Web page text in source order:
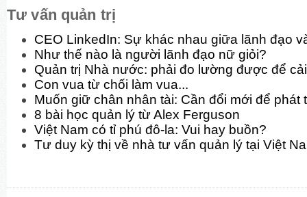
Tư vấn quản trị
CEO LinkedIn: Sự khác nhau giữa lãnh đạo
Như thế nào là người lãnh đạo nữ giỏi?
Quản trị Nhà nước: phải đo lường được để
Con vua từ chối làm vua...
Muốn giữ chân nhân tài: Cần đổi mới để phát
8 bài học quản lý từ Alex Ferguson
Việt Nam có tỉ phú đô-la: Vui hay buồn?
Tư duy kỳ thị về nhà tư vấn quản lý tại Việt